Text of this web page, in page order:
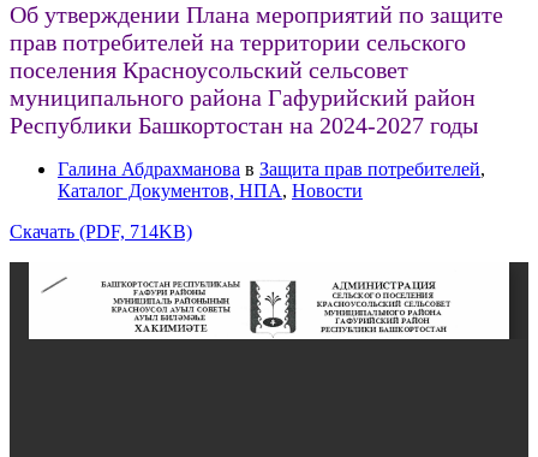
Об утверждении Плана мероприятий по защите
прав потребителей на территории сельского
поселения Красноусольский сельсовет
муниципального района Гафурийский район
Республики Башкортостан на 2024-2027 годы
Галина Абдрахманова в Защита прав потребителей,
Каталог Документов, НПА, Новости
Скачать (PDF, 714KB)